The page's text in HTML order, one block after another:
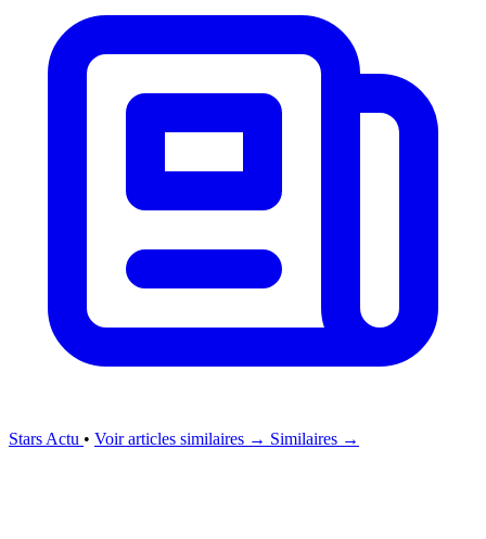
Stars Actu • Voir articles similaires → Similaires →